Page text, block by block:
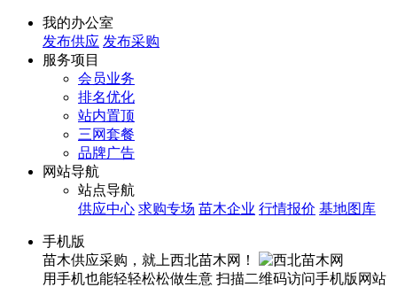
我的办公室
发布供应 发布采购
服务项目
会员业务
排名优化
站内置顶
三网套餐
品牌广告
网站导航
站点导航
供应中心 求购专场 苗木企业 行情报价 基地图库
手机版
苗木供应采购，就上西北苗木网！
用手机也能轻轻松松做生意 扫描二维码访问手机版网站